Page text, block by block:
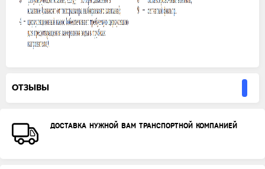
ОТЗЫВЫ
ДОСТАВКА НУЖНОЙ ВАМ ТРАНСПОРТНОЙ КОМПАНИЕЙ